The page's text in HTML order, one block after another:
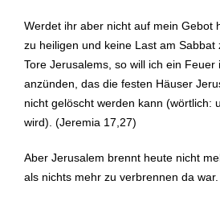
Werdet ihr aber nicht auf mein Gebot
zu heiligen und keine Last am Sabbat
Tore Jerusalems, so will ich ein Feuer
anzünden, das die festen Häuser
nicht gelöscht werden kann (wörtlich:
wird). (Jeremia 17,27)
Aber Jerusalem brennt heute nicht
als nichts mehr zu verbrennen da war.